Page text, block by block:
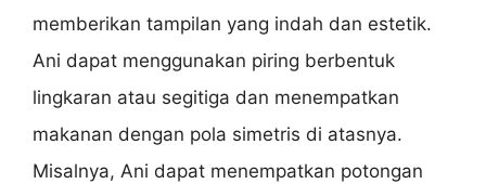
memberikan tampilan yang indah dan estetik.
Ani dapat menggunakan piring berbentuk
lingkaran atau segitiga dan menempatkan
makanan dengan pola simetris di atasnya.
Misalnya, Ani dapat menempatkan potongan